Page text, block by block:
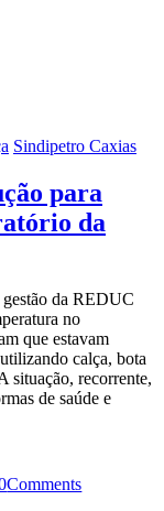
Sindipetro Caxias
para
da
da REDUC
no
que estavam
calça, bota
situação, recorrente,
de saúde e
Comments